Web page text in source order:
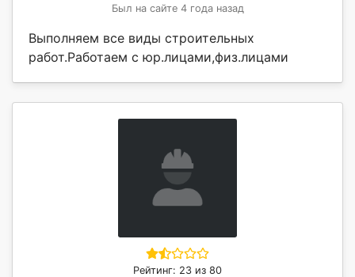
Был на сайте 4 года назад
Выполняем все виды строительных
работ.Работаем с юр.лицами,физ.лицами
Рейтинг: 23 из 80